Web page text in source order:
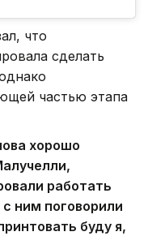
что
сделать
частью этапа
хорошо
работать
ним поговорили
буду я,